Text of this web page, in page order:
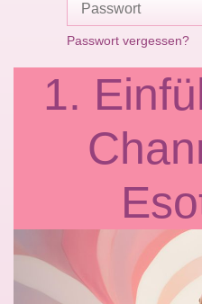
Passwort vergessen?
1.